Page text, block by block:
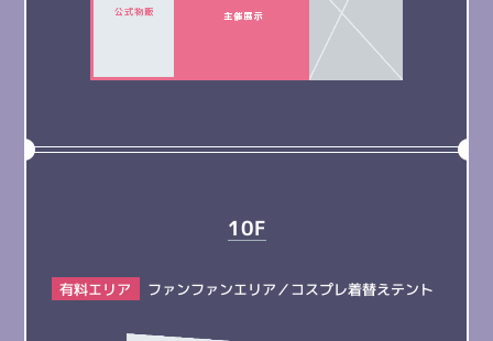
10F
有料エリア ファンファンエリア／コスプレ着替えテント